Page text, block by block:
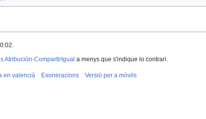
Atribución-CompartirIgual a menys que s'indique lo contrari.
en valencià Exoneracions Versió per a mòvils